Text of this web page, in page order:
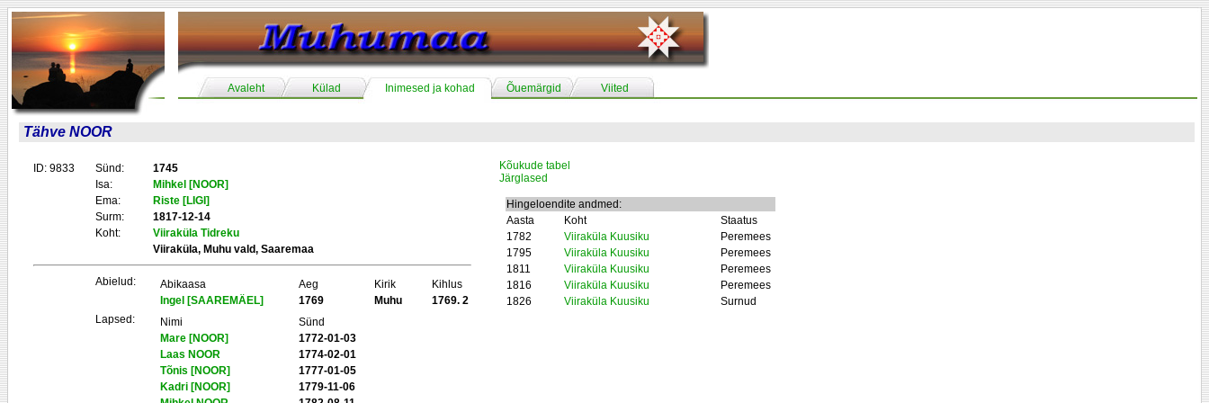
Avaleht Külad Inimesed ja kohad Õuemärgid Viited
Tähve NOOR
ID: 9833 Sünd:
1745
Isa:
Mihkel [NOOR]
Ema:
Riste [LIGI]
Surm:
1817-12-14
Koht:
Viiraküla Tidreku
Viiraküla, Muhu vald, Saaremaa
Abielud: Abikaasa Aeg Kirik
Kihlus
Ingel [SAAREMÄEL]
1769 Muhu
1769. 2
Lapsed:
Nimi
Sünd
Mare [NOOR]
1772-01-03
Laas NOOR
1774-02-01
Tõnis [NOOR]
1777-01-05
Kadri [NOOR]
1779-11-06
Kõukude tabel
Järglased
Hingeloendite andmed:
Aasta
Koht
Staatus
1782
Viiraküla Kuusiku
Peremees
1795
Viiraküla Kuusiku
Peremees
1811
Viiraküla Kuusiku
Peremees
1816
Viiraküla Kuusiku
Peremees
1826
Viiraküla Kuusiku Surnud